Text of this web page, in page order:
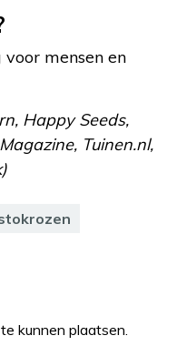
mensen en
Happy Seeds,
Tuinen.nl,
kunnen plaatsen.